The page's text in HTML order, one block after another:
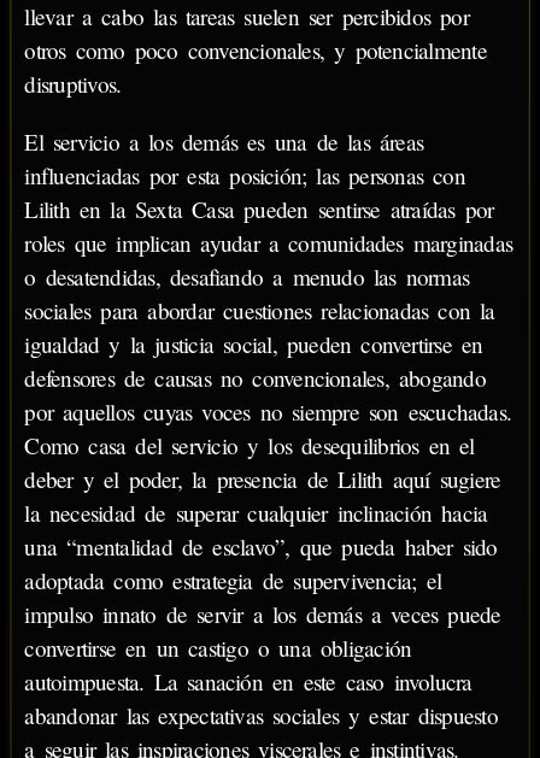
llevar a cabo las tareas suelen ser percibidos por
otros como poco convencionales, y potencialmente
disruptivos.
El servicio a los demás es una de las áreas
influenciadas por esta posición; las personas con
Lilith en la Sexta Casa pueden sentirse atraídas por
roles que implican ayudar a comunidades marginadas
o desatendidas, desafiando a menudo las normas
sociales para abordar cuestiones relacionadas con la
igualdad y la justicia social, pueden convertirse en
defensores de causas no convencionales, abogando
por aquellos cuyas voces no siempre son escuchadas.
Como casa del servicio y los desequilibrios en el
deber y el poder, la presencia de Lilith aquí sugiere
la necesidad de superar cualquier inclinación hacia
una “mentalidad de esclavo”, que pueda haber sido
adoptada como estrategia de supervivencia; el
impulso innato de servir a los demás a veces puede
convertirse en un castigo o una obligación
autoimpuesta. La sanación en este caso involucra
abandonar las expectativas sociales y estar dispuesto
a seguir las inspiraciones viscerales e instintivas.